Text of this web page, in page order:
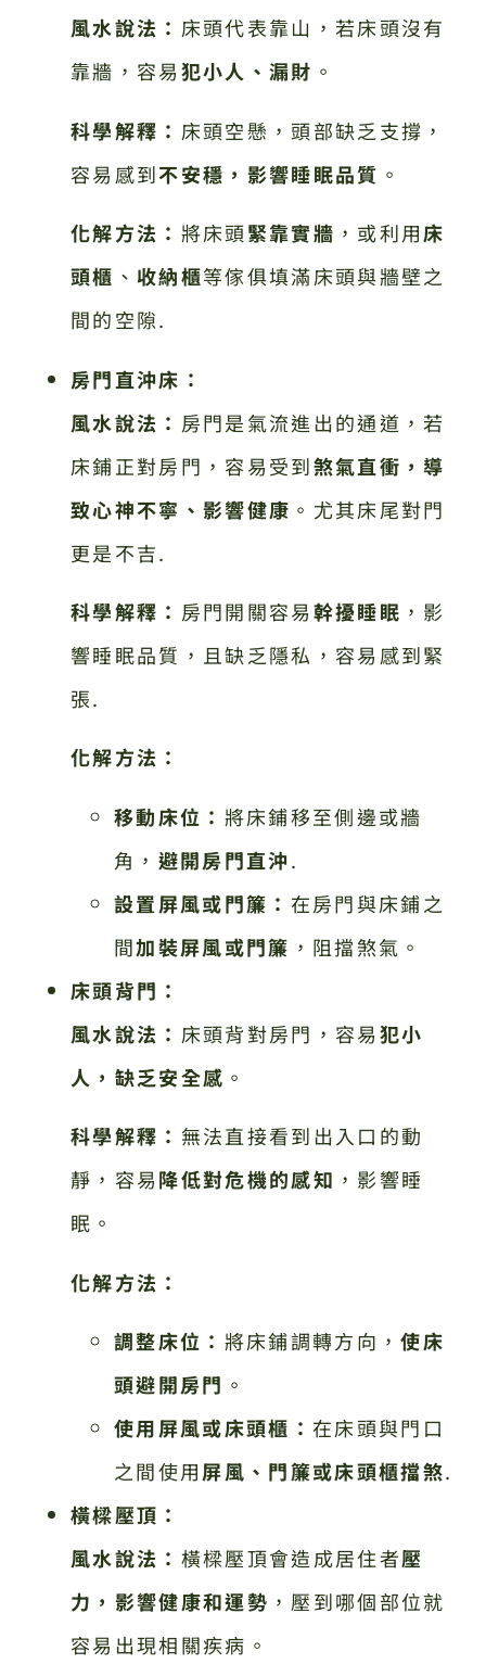
風水說法： 床頭代表靠山，若床頭沒有
靠牆，容易犯小人、漏財 。
科學解釋： 床頭空懸，頭部缺乏支撐，
容易感到不安穩，影響睡眠品質 。
化解方法： 將床頭緊靠實牆 ，或利用床
頭櫃 、 收納櫃等傢俱填滿床頭與牆壁之
間的空隙.
房門直沖床：
風水說法： 房門是氣流進出的通道，若
床鋪正對房門，容易受到煞氣直衝，導
致心神不寧、影響健康 。尤其床尾對門
更是不吉.
科學解釋： 房門開關容易幹擾睡眠 ，影
響睡眠品質，且缺乏隱私，容易感到緊
張.
化解方法：
移動床位： 將床鋪移至側邊或牆
角， 避開房門直沖.
設置屏風或門簾： 在房門與床鋪之
間加裝屏風或門簾 ，阻擋煞氣。
床頭背門：
風水說法： 床頭背對房門，容易犯小
人，缺乏安全感 。
科學解釋： 無法直接看到出入口的動
靜，容易降低對危機的感知 ，影響睡
眠。
化解方法：
調整床位： 將床鋪調轉方向，使床
頭避開房門 。
使用屏風或床頭櫃： 在床頭與門口
之間使用屏風、門簾或床頭櫃擋煞.
橫樑壓頂：
風水說法： 橫樑壓頂會造成居住者壓
力，影響健康和運勢 ，壓到哪個部位就
容易出現相關疾病。